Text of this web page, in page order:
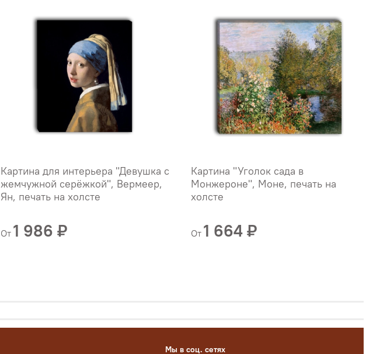
Картина для интерьера "Девушка с
жемчужной серёжкой", Вермеер,
Ян, печать на холсте
От 1 986 ₽
Картина "Уголок сада в
Монжероне", Моне, печать на
холсте
От 1 664 ₽
Мы в соц. сетях